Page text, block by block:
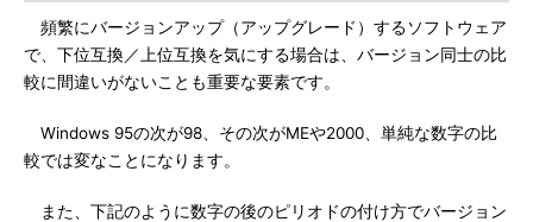
頻繁にバージョンアップ（アップグレード）するソフトウェア
で、下位互換／上位互換を気にする場合は、バージョン同士の比
較に間違いがないことも重要な要素です。
Windows 95の次が98、その次がMEや2000、単純な数字の比
較では変なことになります。
また、下記のように数字の後のピリオドの付け方でバージョン